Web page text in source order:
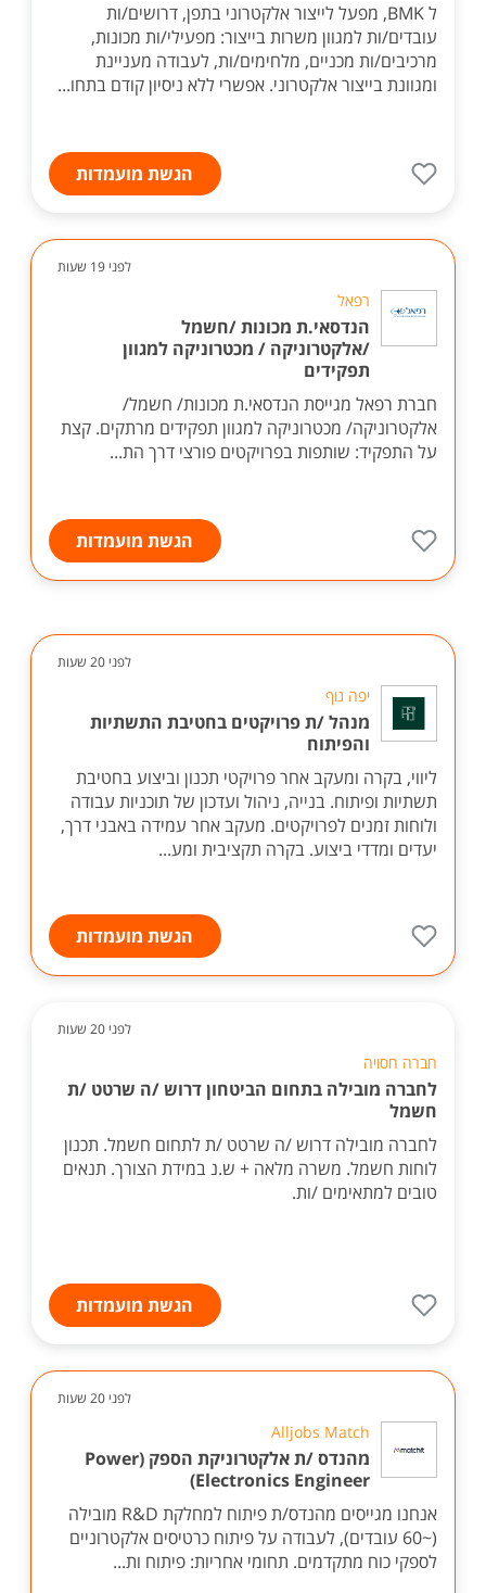
ל BMK, מפעל לייצור אלקטרוני בתפן, דרושים/ות
עובדים/ות למגוון משרות בייצור: מפעילי/ות מכונות,
מרכיבים/ות מכניים, מלחימים/ות, לעבודה מעניינת
ומגוונת בייצור אלקטרוני. אפשרי ללא ניסיון קודם בתחו...
הגשת מועמדות
לפני 19 שעות
רפאל
הנדסאי.ת מכונות /חשמל
/אלקטרוניקה / מכטרוניקה למגוון
תפקידים
חברת רפאל מגייסת הנדסאי.ת מכונות/ חשמל/
אלקטרוניקה/ מכטרוניקה למגוון תפקידים מרתקים. קצת
על התפקיד: שותפות בפרויקטים פורצי דרך הת...
הגשת מועמדות
לפני 20 שעות
יפה נוף
מנהל /ת פרויקטים בחטיבת התשתיות
והפיתוח
ליווי, בקרה ומעקב אחר פרויקטי תכנון וביצוע בחטיבת
תשתיות ופיתוח. בנייה, ניהול ועדכון של תוכניות עבודה
ולוחות זמנים לפרויקטים. מעקב אחר עמידה באבני דרך,
יעדים ומדדי ביצוע. בקרה תקציבית ומע...
הגשת מועמדות
לפני 20 שעות
חברה חסויה
לחברה מובילה בתחום הביטחון דרוש /ה שרטט /ת
חשמל
לחברה מובילה דרוש /ה שרטט /ת לתחום חשמל. תכנון
לוחות חשמל. משרה מלאה + ש.נ במידת הצורך. תנאים
טובים למתאימים /ות.
הגשת מועמדות
לפני 20 שעות
Alljobs Match
מהנדס /ת אלקטרוניקת הספק (Power
Electronics Engineer)
אנחנו מגייסים מהנדס/ת פיתוח למחלקת R&D מובילה
(~60 עובדים), לעבודה על פיתוח כרטיסים אלקטרוניים
לספקי כוח מתקדמים. תחומי אחריות: פיתוח ות...